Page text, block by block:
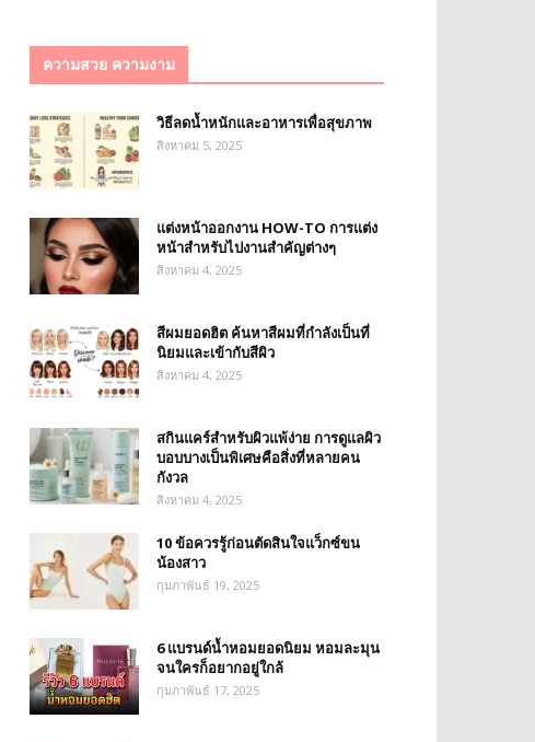
ความสวย ความงาม
วิธีลดน้ำหนักและอาหารเพื่อสุขภาพ
สิงหาคม 5, 2025
แต่งหน้าออกงาน HOW-TO การแต่ง
หน้าสำหรับไปงานสำคัญต่างๆ
สิงหาคม 4, 2025
สีผมยอดฮิต ค้นหาสีผมที่กำลังเป็นที่
นิยมและเข้ากับสีผิว
สิงหาคม 4, 2025
สกินแคร์สำหรับผิวแพ้ง่าย การดูแลผิว
บอบบางเป็นพิเศษคือสิ่งที่หลายคน
กังวล
สิงหาคม 4, 2025
10 ข้อควรรู้ก่อนตัดสินใจแว็กซ์ขน
น้องสาว
กุมภาพันธ์ 19, 2025
6 แบรนด์น้ำหอมยอดนิยม หอมละมุน
จนใครก็อยากอยู่ใกล้
กุมภาพันธ์ 17, 2025